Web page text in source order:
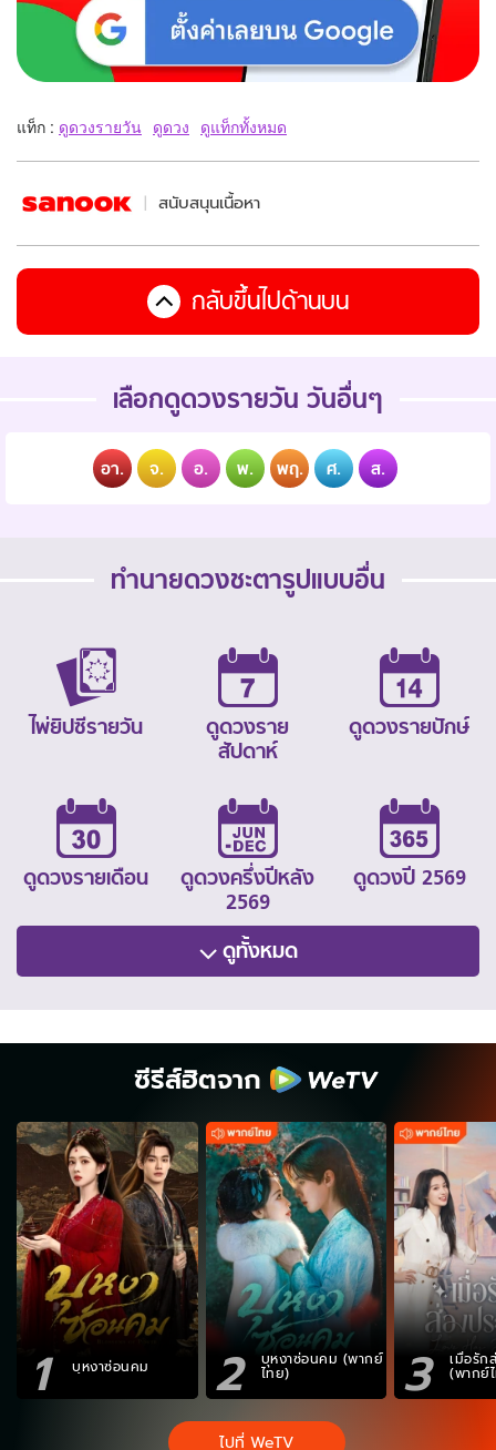
แท็ก : ดูดวงรายวัน ดูดวง ดูแท็กทั้งหมด
สนับสนุนเนื้อหา
กลับขึ้นไปด้านบน
เลือกดูดวงรายวัน วันอื่นๆ
อา. จ. อ. พ. พฤ. ศ. ส.
ทำนายดวงชะตารูปแบบอื่น
ไพ่ยิปซีรายวัน
ดูดวงราย
สัปดาห์
ดูดวงรายปักษ์
ดูดวงรายเดือน
ดูดวงครึ่งปีหลัง
2569
ดูดวงปี 2569
ดูทั้งหมด
ซีรีส์ฮิตจาก
1 บุหงาซ่อนคม 2 บุหงาซ่อนคม (พากย์
ไทย) 3 เมื่อรัก
(พากย์
ไปที่ WeTV